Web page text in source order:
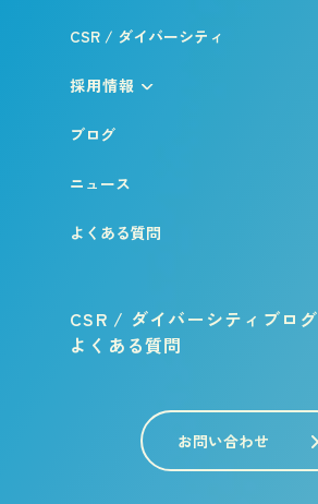
CSR / ダイバーシティ
採用情報
ブログ
ニュース
よくある質問
CSR / ダイバーシティ ブログ
よくある質問
お問い合わせ